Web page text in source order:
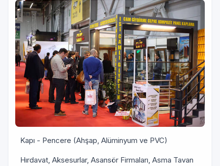
Kapı - Pencere (Ahşap, Alüminyum ve PVC)
Hırdavat, Aksesurlar, Asansör Firmaları, Asma Tavan